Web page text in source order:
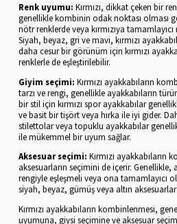
Renk uyumu: Kırmızı, dikkat çeken bir
genellikle kombinin odak noktası olması
nötr renklerde veya kırmızıya tamamlayıcı
Siyah, beyaz, gri ve mavi, kırmızı
daha cesur bir görünüm için kırmızı
renklerle de eşleştirilebilir.
Giyim seçimi: Kırmızı ayakkabıların
tarzı ve rengi, genellikle ayakkabıların
bir stil için kırmızı spor ayakkabılar
ve basit bir tişört veya hırka ile iyi gider.
stilettolar veya topuklu ayakkabılar
ile mükemmel bir uyum sağlar.
Aksesuar seçimi: Kırmızı
aksesuarların seçimini de içerir. Genellikle,
rengiyle eşleşmeli veya ona tamamlayıcı
siyah, beyaz, gümüş veya altın
Kırmızı ayakkabıların kombinlenmesi,
uyumuna, giysi seçimine ve aksesuar